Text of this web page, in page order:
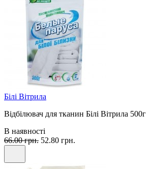
Білі Вітрила
Відбілювач для тканин Білі Вітрила 500г
В наявності
66.00 грн. 52.80 грн.